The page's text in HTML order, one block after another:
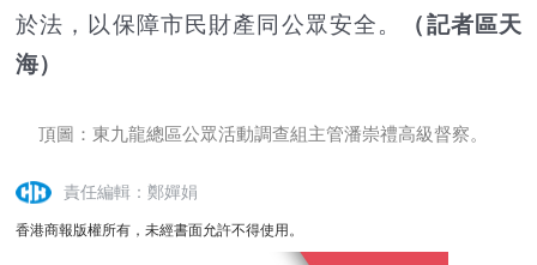
於法，以保障市民財產同公眾安全。
（記者區天
海）
頂圖：東九龍總區公眾活動調查組主管潘崇禮高級督察。
責任編輯：鄭嬋娟
香港商報版權所有，未經書面允許不得使用。